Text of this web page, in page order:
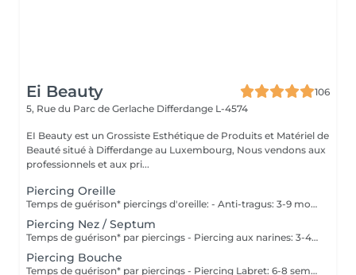
Ei Beauty
106
5, Rue du Parc de Gerlache Differdange L-4574
EI Beauty est un Grossiste Esthétique de Produits et Matériel de
Beauté situé à Differdange au Luxembourg, Nous vendons aux
professionnels et aux pri...
Piercing Oreille
Temps de guérison* piercings d'oreille: - Anti-tragus: 3-9 mois - Piercing de conque: 3-9 mois - Daithpiercing: 3-9 mois - Piercing helix: 3-9 mois - Perçage de fumée: 3-9 mois - Piercing douillet: 3-9 mois - Piercing Tragus: 3-9 mois - Piercing du lobe de l'oreille: 4-8 semaines *Notez également qu'il est indispensable de réaliser les soins quotidiennement pour que la cicatrisation se fasse dans les meilleures conditions. *La guérison est différente d'une personne à l'autre **Si vous êtes mineur, l'autorisation parentale est obligatoire. Industriel Piercing - Sous réserve d'évaluation
Piercing Nez / Septum
Temps de guérison* par piercings - Piercing aux narines: 3-4 semaines - Piercing septum: 4-8 semaines *Notez également qu'il est indispensable de réaliser les soins quotidiennement pour que la cicatrisation se fasse dans les meilleures conditions. *La guérison est différente d'une personne à l'autre **Si vous êtes mineur, l'autorisation parentale est obligatoire.
Piercing Bouche
Temps de guérison* par piercings - Piercing Labret: 6-8 semaines - Piercing des lèvres / côté: 6-8 semaines - Piercing de la lèvre supérieure: 2-3 mois - Piercing de la langue: 4-8 semaines *Notez également qu'il est indispensable de réaliser les soins quotidiennement pour que la cicatrisation se fasse dans les meilleures conditions. *La guérison est différente d'une personne à l'autre **Si vous êtes mineur, l'autorisation parentale est obligatoire.